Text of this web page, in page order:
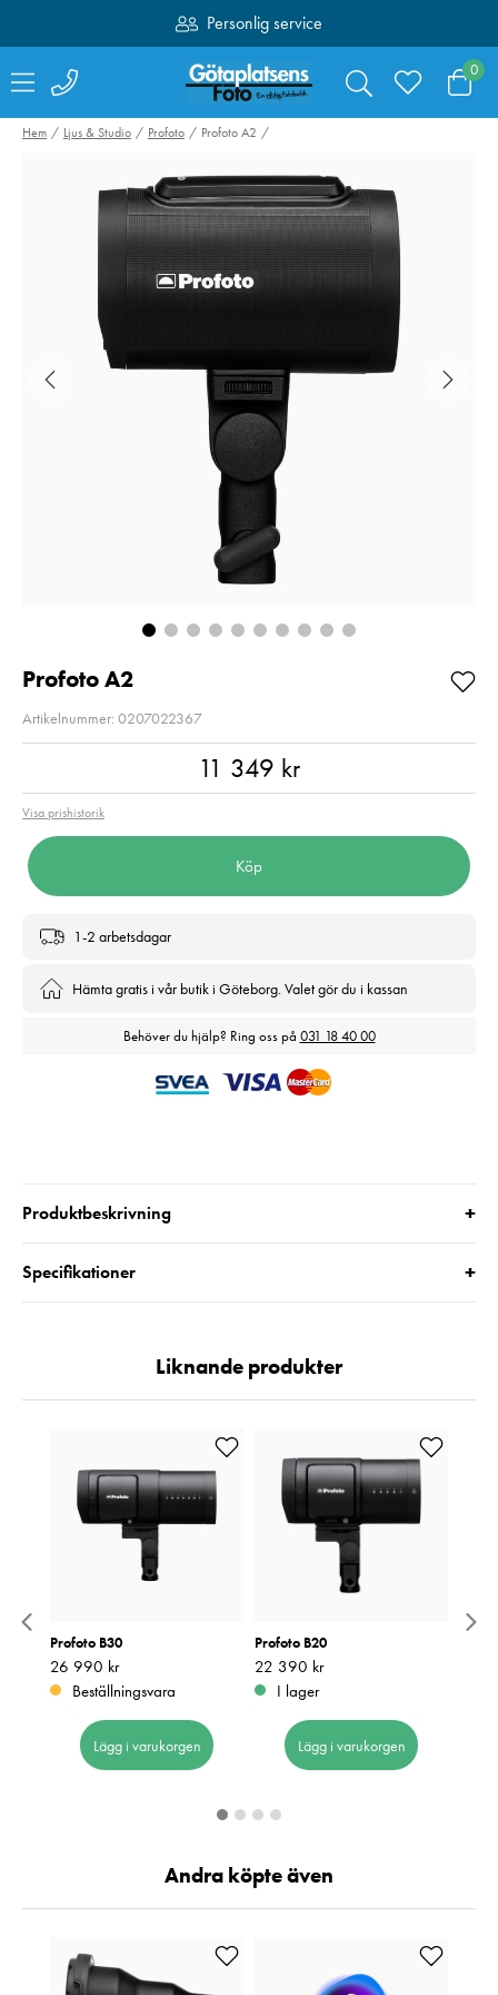
Personlig service
Fri frakt över 1000:-
0
PolarPro Shortstache
Everyday Mist 1/4
PL 82mm
Pris
1 799 kr
Hem Ljus & Studio Profoto Profoto A2
Profoto A2
Artikelnummer: 0207022367
11 349 kr
Visa prishistorik
Köp
1-2 arbetsdagar
Hämta gratis i vår butik i Göteborg. Valet gör du i kassan
Behöver du hjälp? Ring oss på 031 18 40 00
Produktbeskrivning +
Specifikationer +
Liknande produkter
Profoto B30
Pris :26 990 kr
26 990 kr
Beställningsvara
Lägg i varukorgen
Profoto B20
Pris :22 390 kr
22 390 kr
I lager
Lägg i varukorgen
Andra köpte även